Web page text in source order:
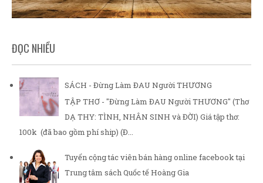
ĐỌC NHIỀU
SÁCH - Đừng Làm ĐAU Người THƯƠNG
TẬP THƠ - "Đừng Làm ĐAU Người THƯƠNG" (Thơ
DẠ THY: TÌNH, NHÂN SINH và ĐỜI) Giá tập thơ:
100k (đã bao gồm phí ship) (Đ...
Tuyển cộng tác viên bán hàng online facebook tại
Trung tâm sách Quốc tế Hoàng Gia